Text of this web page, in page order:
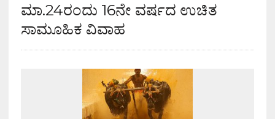
ಮಾ.24ರಂದು 16ನೇ ವರ್ಷದ ಉಚಿತ
ಸಾಮೂಹಿಕ ವಿವಾಹ